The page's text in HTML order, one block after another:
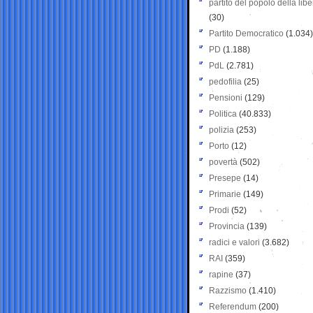
partito del popolo della
(30)
Partito Democratico (1.034)
PD (1.188)
PdL (2.781)
pedofilia (25)
Pensioni (129)
Politica (40.833)
polizia (253)
Porto (12)
povertà (502)
Presepe (14)
Primarie (149)
Prodi (52)
Provincia (139)
radici e valori (3.682)
RAI (359)
rapine (37)
Razzismo (1.410)
Referendum (200)